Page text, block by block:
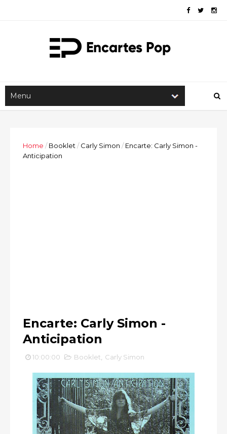
Home / Booklet / Carly Simon / Encarte: Carly Simon -
Anticipation
Encarte: Carly Simon -
Anticipation
10:00:00 Booklet Carly Simon